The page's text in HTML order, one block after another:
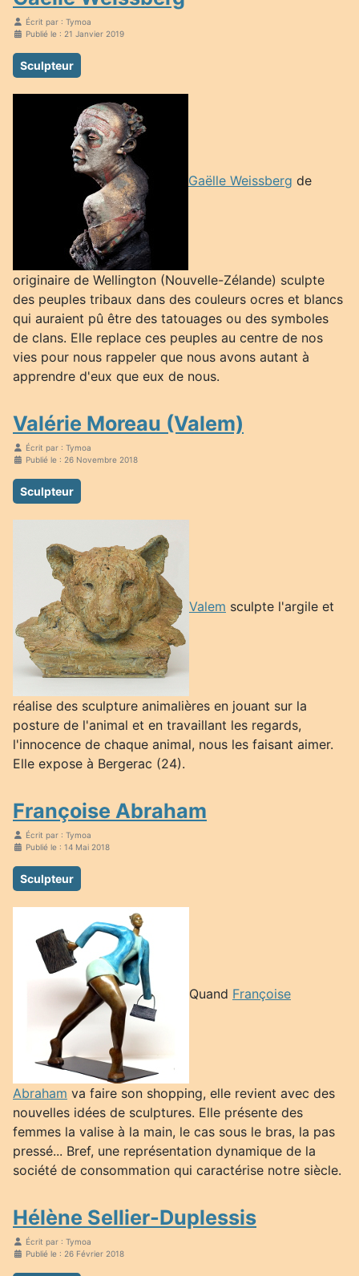
Écrit par : Tymoa
Publié le : 21 Janvier 2019
Sculpteur
Gaëlle Weissberg de
originaire de Wellington (Nouvelle-Zélande) sculpte
des peuples tribaux dans des couleurs ocres et blancs
qui auraient pû être des tatouages ou des symboles
de clans. Elle replace ces peuples au centre de nos
vies pour nous rappeler que nous avons autant à
apprendre d'eux que eux de nous.
Valérie Moreau (Valem)
Écrit par : Tymoa
Publié le : 26 Novembre 2018
Sculpteur
Valem sculpte l'argile et
réalise des sculpture animalières en jouant sur la
posture de l'animal et en travaillant les regards,
l'innocence de chaque animal, nous les faisant aimer.
Elle expose à Bergerac (24).
Françoise Abraham
Écrit par : Tymoa
Publié le : 14 Mai 2018
Sculpteur
Quand Françoise
Abraham va faire son shopping, elle revient avec des
nouvelles idées de sculptures. Elle présente des
femmes la valise à la main, le cas sous le bras, la pas
pressé... Bref, une représentation dynamique de la
société de consommation qui caractérise notre siècle.
Hélène Sellier-Duplessis
Écrit par : Tymoa
Publié le : 26 Février 2018